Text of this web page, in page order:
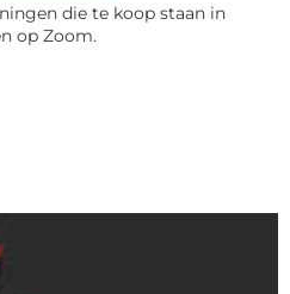
die te koop staan in
op Zoom.